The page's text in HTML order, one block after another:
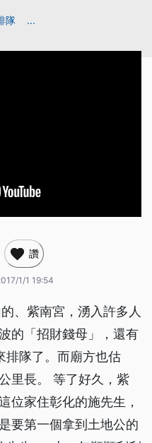
隊 ...
讚
1/1 19:54
、紫南宮，湧入許多人
的「招財錢母」，還有
排隊了。而廟方也估
里長。 等了好久，紫
位家住彰化的施先生，
要第一個拿到土地公的